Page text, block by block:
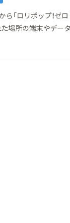
「ロリポップ！ゼ
た場所の端末やデ